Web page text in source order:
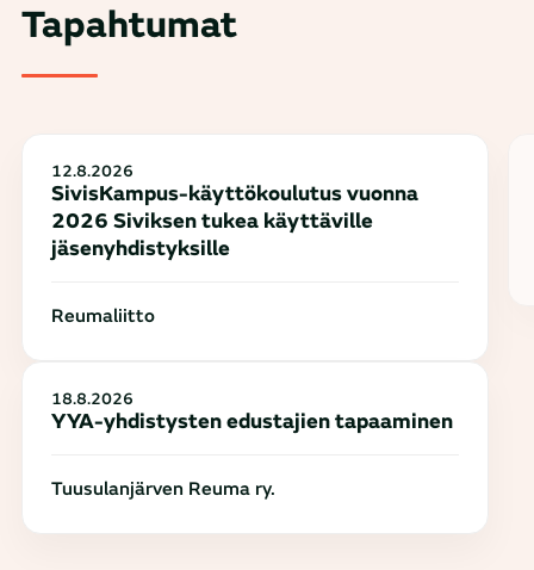
Tapahtumat
12.8.2026
SivisKampus-käyttökoulutus vuonna
2026 Siviksen tukea käyttäville
jäsenyhdistyksille
Reumaliitto
18.8.2026
YYA-yhdistysten edustajien tapaaminen
Tuusulanjärven Reuma ry.